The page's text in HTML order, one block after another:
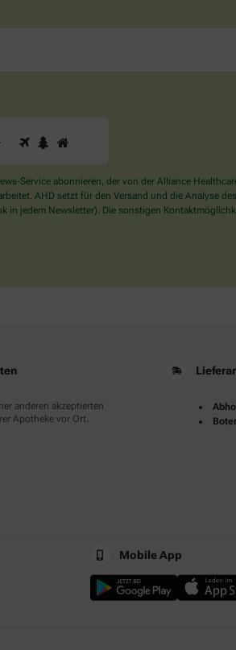
.
Sind
Sie
Mensch?
Dann
wählen
1 2
Service abonnieren, der von der Alliance
AHD setzt für den Versand und die Analyse
in jedem Newsletter). Die sonstigen
anderen akzeptierten
Apotheke vor Ort.
Mobile App